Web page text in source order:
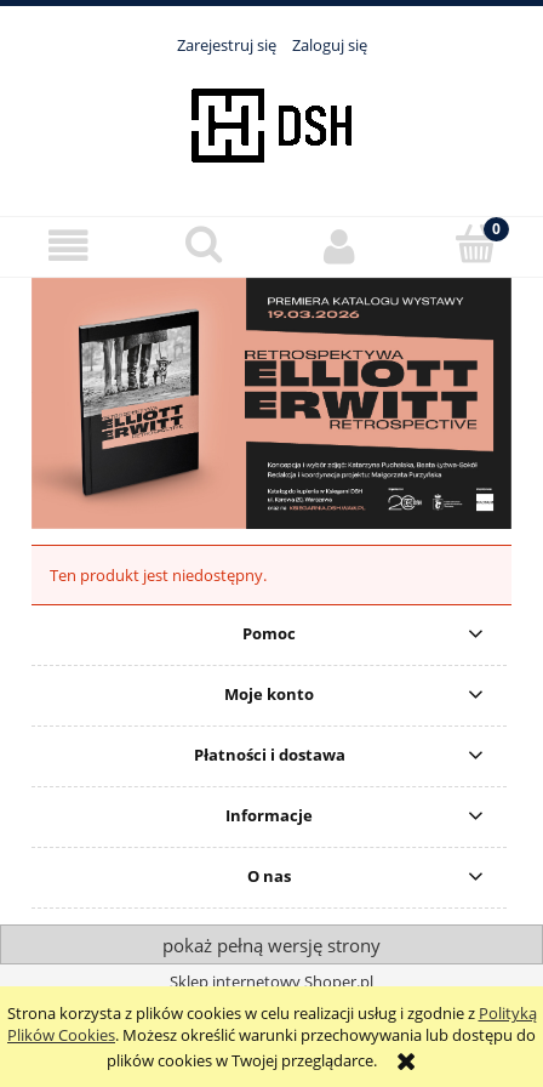
Strona korzysta z plików cookies w celu realizacji usług i zgodnie z Polityką
Plików Cookies. Możesz określić warunki przechowywania lub dostępu do
plików cookies w Twojej przeglądarce.
Zarejestruj się Zaloguj się
Ten produkt jest niedostępny.
Pomoc
Moje konto
Płatności i dostawa
Informacje
O nas
pokaż pełną wersję strony
Sklep internetowy Shoper.pl